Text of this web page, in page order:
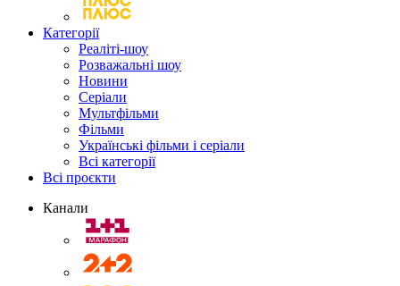
Категорії
Реаліті-шоу
Розважальні шоу
Новини
Серіали
Мультфільми
Фільми
Українські фільми і серіали
Всі категорії
Всі проєкти
Канали